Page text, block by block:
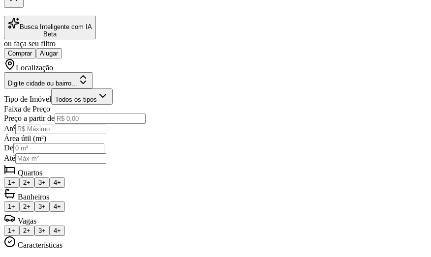
Busca Inteligente com IA
Beta
ou faça seu filtro
Comprar Alugar
Localização
Digite cidade ou bairro...
Tipo de Imóvel Todos os tipos
Faixa de Preço
Preço a partir de
Até
Área útil (m²)
De
Até
Quartos
1+ 2+ 3+ 4+
Banheiros
1+ 2+ 3+ 4+
Vagas
1+ 2+ 3+ 4+
Características